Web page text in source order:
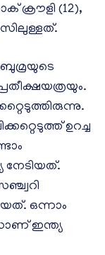
ക്രൗളി (12),
ഉറച്ച
ഒന്നാം
ഇന്ത്യ